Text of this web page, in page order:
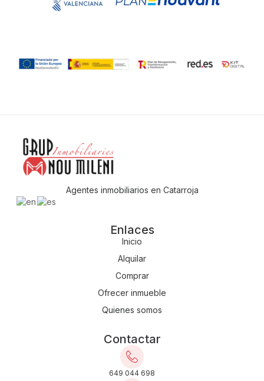
Agentes inmobiliarios en Catarroja
Enlaces
Inicio
Alquilar
Comprar
Ofrecer inmueble
Quienes somos
Contactar
649 044 698